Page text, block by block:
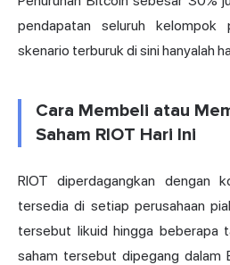
pendapatan seluruh kelompok
skenario terburuk di sini hanyalah
Cara Membeli atau
Saham RIOT Hari Ini
RIOT diperdagangkan dengan
tersedia di setiap perusahaan
tersebut likuid hingga beberapa
saham tersebut dipegang dalam